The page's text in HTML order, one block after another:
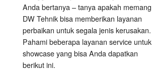
Anda bertanya – tanya apakah memang
DW Tehnik bisa memberikan layanan
perbaikan untuk segala jenis kerusakan.
Pahami beberapa layanan service untuk
showcase yang bisa Anda dapatkan
berikut ini.